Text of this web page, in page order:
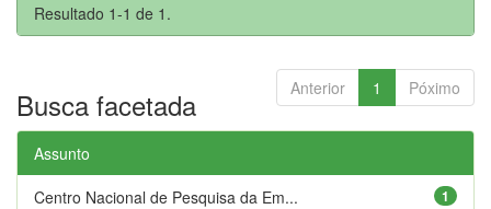
Resultado 1-1 de 1.
Anterior 1 Póximo
Busca facetada
Assunto
1
Centro Nacional de Pesquisa da Em...